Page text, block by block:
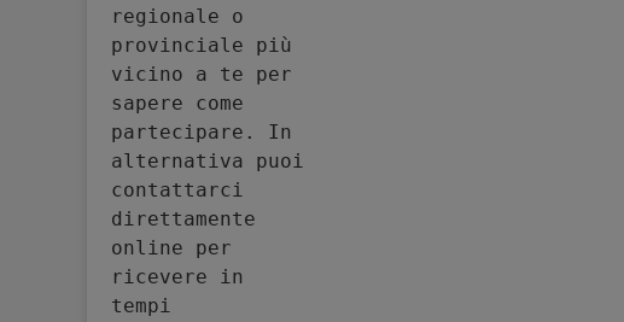
regionale o
provinciale più
vicino a te per
sapere come
partecipare. In
alternativa puoi
contattarci
direttamente
online per
ricevere in
tempi